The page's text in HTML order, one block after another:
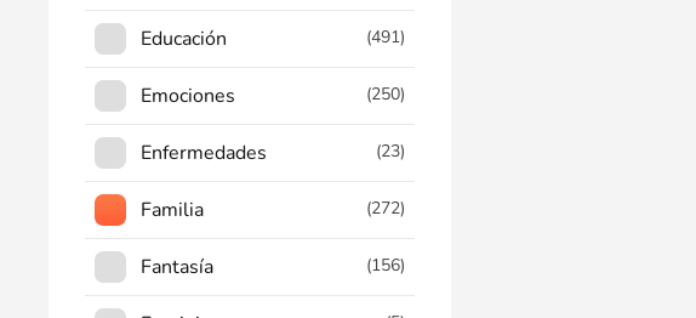
Educación (491)
Emociones (250)
Enfermedades (23)
Familia (272)
Fantasía (156)